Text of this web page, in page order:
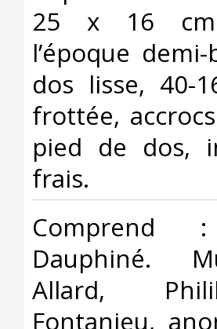
25 x 16
l’époque
dos lisse, 40-
frottée,
pied de dos,
frais.‎
Dauphiné.
Allard,
Fontanieu,